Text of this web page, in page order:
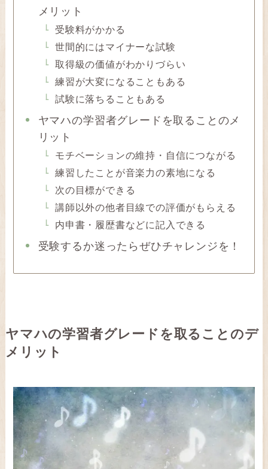
メリット
受験料がかかる
世間的にはマイナーな試験
取得級の価値がわかりづらい
練習が大変になることもある
試験に落ちることもある
ヤマハの学習者グレードを取ることのメ
リット
モチベーションの維持・自信につながる
練習したことが音楽力の素地になる
次の目標ができる
講師以外の他者目線での評価がもらえる
内申書・履歴書などに記入できる
受験するか迷ったらぜひチャレンジを！
ヤマハの学習者グレードを取ることのデ
メリット